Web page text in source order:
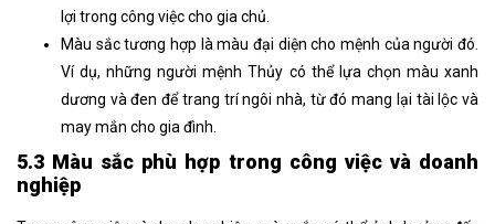
lợi trong công việc cho gia chủ.
Màu sắc tương hợp là màu đại diện cho mệnh của người đó.
Ví dụ, những người mệnh Thủy có thể lựa chọn màu xanh
dương và đen để trang trí ngôi nhà, từ đó mang lại tài lộc và
may mắn cho gia đình.
5.3 Màu sắc phù hợp trong công việc và doanh
nghiệp